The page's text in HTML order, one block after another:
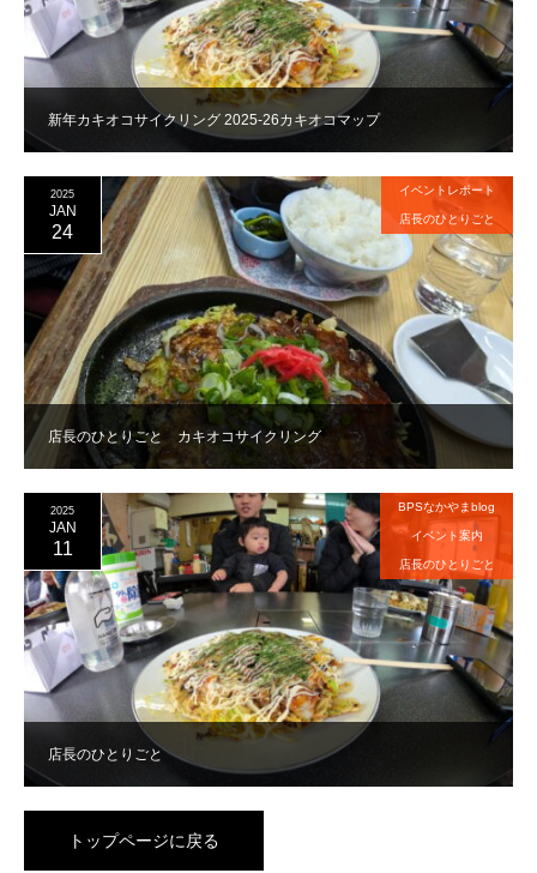
新年カキオコサイクリング 2025-26カキオコマップ
店長のひとりごと カキオコサイクリング
2025
JAN
24
イベントレポート
店長のひとりごと
店長のひとりごと
2025
JAN
11
BPSなかやまblog
イベント案内
店長のひとりごと
トップページに戻る